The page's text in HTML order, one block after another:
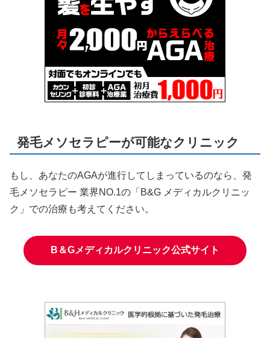
発毛メソセラピーが可能なクリニック
もし、あなたのAGAが進行してしまっているのなら、発
毛メソセラピー 業界NO.1の「B&G メディカルクリニッ
ク」での治療も考えてください。
B＆Gメディカルクリニック公式サイト